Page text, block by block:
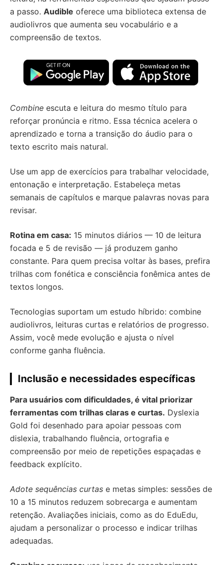
a passo. Audible oferece uma biblioteca extensa de
audiolivros que aumenta seu vocabulário e a
compreensão de textos.
Combine escuta e leitura do mesmo título para
reforçar pronúncia e ritmo. Essa técnica acelera o
aprendizado e torna a transição do áudio para o
texto escrito mais natural.
Use um app de exercícios para trabalhar velocidade,
entonação e interpretação. Estabeleça metas
semanais de capítulos e marque palavras novas para
revisar.
Rotina em casa: 15 minutos diários — 10 de leitura
focada e 5 de revisão — já produzem ganho
constante. Para quem precisa voltar às bases, prefira
trilhas com fonética e consciência fonêmica antes de
textos longos.
Tecnologias suportam um estudo híbrido: combine
audiolivros, leituras curtas e relatórios de progresso.
Assim, você mede evolução e ajusta o nível
conforme ganha fluência.
Inclusão e necessidades específicas
Para usuários com dificuldades, é vital priorizar
ferramentas com trilhas claras e curtas. Dyslexia
Gold foi desenhado para apoiar pessoas com
dislexia, trabalhando fluência, ortografia e
compreensão por meio de repetições espaçadas e
feedback explícito.
Adote sequências curtas e metas simples: sessões de
10 a 15 minutos reduzem sobrecarga e aumentam
retenção. Avaliações iniciais, como as do EduEdu,
ajudam a personalizar o processo e indicar trilhas
adequadas.